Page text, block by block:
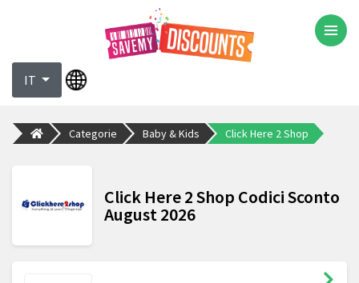
IT
Categorie Baby & Kids Click Here 2 Shop
Click Here 2 Shop Codici Sconto
August 2026